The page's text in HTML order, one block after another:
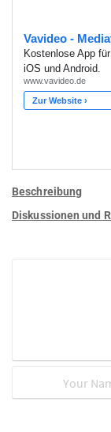
Beschreibung
Diskussionen und